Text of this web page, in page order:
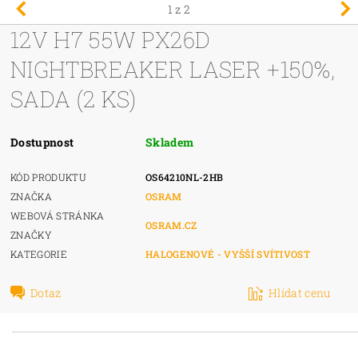
1 z 2
12V H7 55W PX26D
NIGHTBREAKER LASER +150%,
SADA (2 KS)
Dostupnost Skladem
KÓD PRODUKTU
OS64210NL-2HB
ZNAČKA
OSRAM
WEBOVÁ STRÁNKA
ZNAČKY
OSRAM.CZ
KATEGORIE HALOGENOVÉ - VYŠŠÍ SVÍTIVOST
Dotaz Hlídat cenu